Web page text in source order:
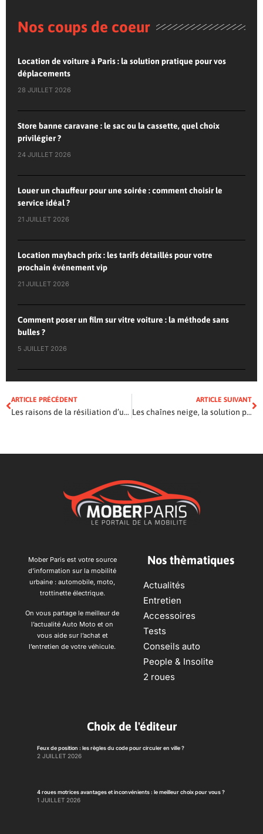
Nos coups de coeur
Location de voiture à Paris : la solution pratique pour vos
déplacements
28 JUILLET 2026
Store banne caravane : le sac ou la cassette, quel choix
privilégier ?
24 JUILLET 2026
Louer un chauffeur pour une soirée : comment choisir le
service idéal ?
21 JUILLET 2026
Location maybach prix : les tarifs détaillés pour votre
prochain événement vip
21 JUILLET 2026
Comment poser un film sur vitre voiture : la méthode sans
bulles ?
5 JUILLET 2026
ARTICLE PRÉCÉDENT
Les raisons de la résiliation d’une assurance auto
ARTICLE SUIVANT
Les chaînes neige, la solution pour rouler sur la neige comme un pro
Mober Paris est votre source
d’information sur la mobilité
urbaine : automobile, moto,
trottinette électrique.
On vous partage le meilleur de
l’actualité Auto Moto et on
vous aide sur l’achat et
l’entretien de votre véhicule.
Nos thèmatiques
Actualités
Entretien
Accessoires
Tests
Conseils auto
People & Insolite
2 roues
Choix de l'éditeur
Feux de position : les règles du code pour circuler en ville ?
2 JUILLET 2026
4 roues motrices avantages et inconvénients : le meilleur choix pour vous ?
1 JUILLET 2026